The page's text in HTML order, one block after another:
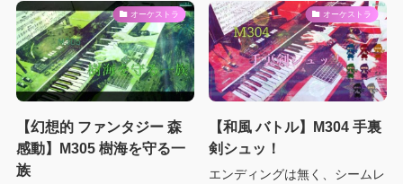
オーケストラ
【幻想的 ファンタジー 森
感動】M305 樹海を守る一
族
オーケストラ
【和風 バトル】M304 手裏
剣シュッ！
エンディングは無く、シームレ